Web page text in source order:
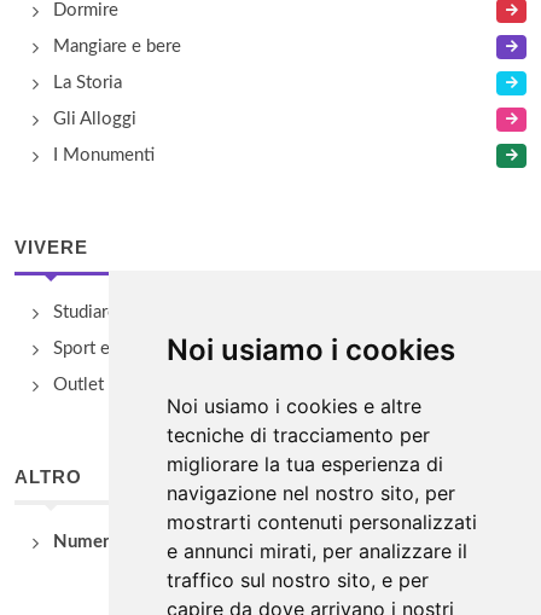
Noi usiamo i cookies
Noi usiamo i cookies e altre
tecniche di tracciamento per
migliorare la tua esperienza di
navigazione nel nostro sito, per
mostrarti contenuti personalizzati
e annunci mirati, per analizzare il
traffico sul nostro sito, e per
capire da dove arrivano i nostri
Dormire
Mangiare e bere
La Storia
Gli Alloggi
I Monumenti
VIVERE
Studiare
Sport e Benessere
Outlet e spacci aziendali
ALTRO
Numeri Utili